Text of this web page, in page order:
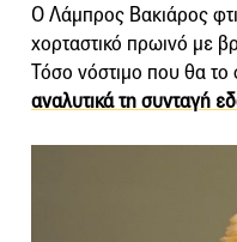
Ο Λάμπρος Βακιάρος
χορταστικό πρωινό με
Τόσο νόστιμο που θα το
αναλυτικά τη συνταγή